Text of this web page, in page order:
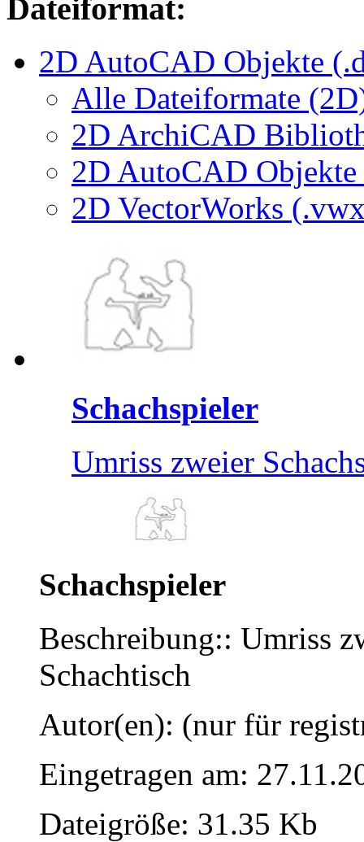
Dateiformat:
2D AutoCAD Objekte
Alle Dateiformate
2D ArchiCAD
2D AutoCAD
2D VectorWorks
Schachspieler
Umriss zweier
Schachspieler
Beschreibung:: Umriss
Schachtisch
Autor(en): (nur für
Eingetragen am:
Dateigröße: 31.35 Kb